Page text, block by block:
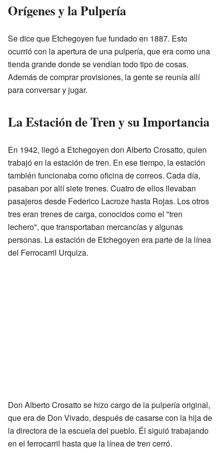
Orígenes y la Pulpería
Se dice que Etchegoyen fue fundado en 1887. Esto
ocurrió con la apertura de una pulpería, que era como una
tienda grande donde se vendían todo tipo de cosas.
Además de comprar provisiones, la gente se reunía allí
para conversar y jugar.
La Estación de Tren y su Importancia
En 1942, llegó a Etchegoyen don Alberto Crosatto, quien
trabajó en la estación de tren. En ese tiempo, la estación
también funcionaba como oficina de correos. Cada día,
pasaban por allí siete trenes. Cuatro de ellos llevaban
pasajeros desde Federico Lacroze hasta Rojas. Los otros
tres eran trenes de carga, conocidos como el "tren
lechero", que transportaban mercancías y algunas
personas. La estación de Etchegoyen era parte de la línea
del Ferrocarril Urquiza.
Don Alberto Crosatto se hizo cargo de la pulpería original,
que era de Don Vivado, después de casarse con la hija de
la directora de la escuela del pueblo. Él siguió trabajando
en el ferrocarril hasta que la línea de tren cerró.